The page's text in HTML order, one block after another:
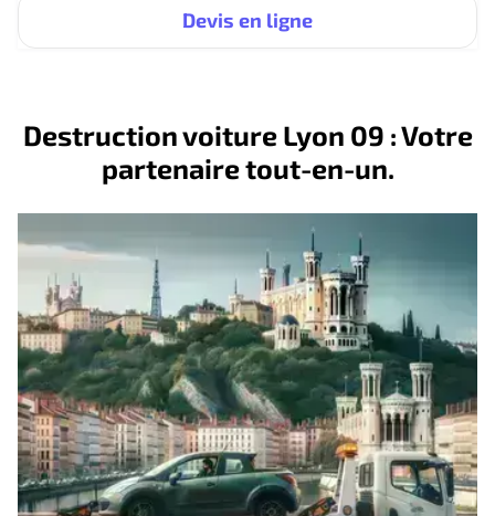
Devis en ligne
Destruction voiture Lyon 09 : Votre
partenaire tout-en-un.